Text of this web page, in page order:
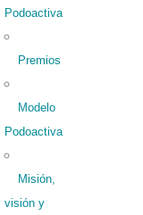
Podoactiva
Premios
Modelo
Podoactiva
Misión,
visión y